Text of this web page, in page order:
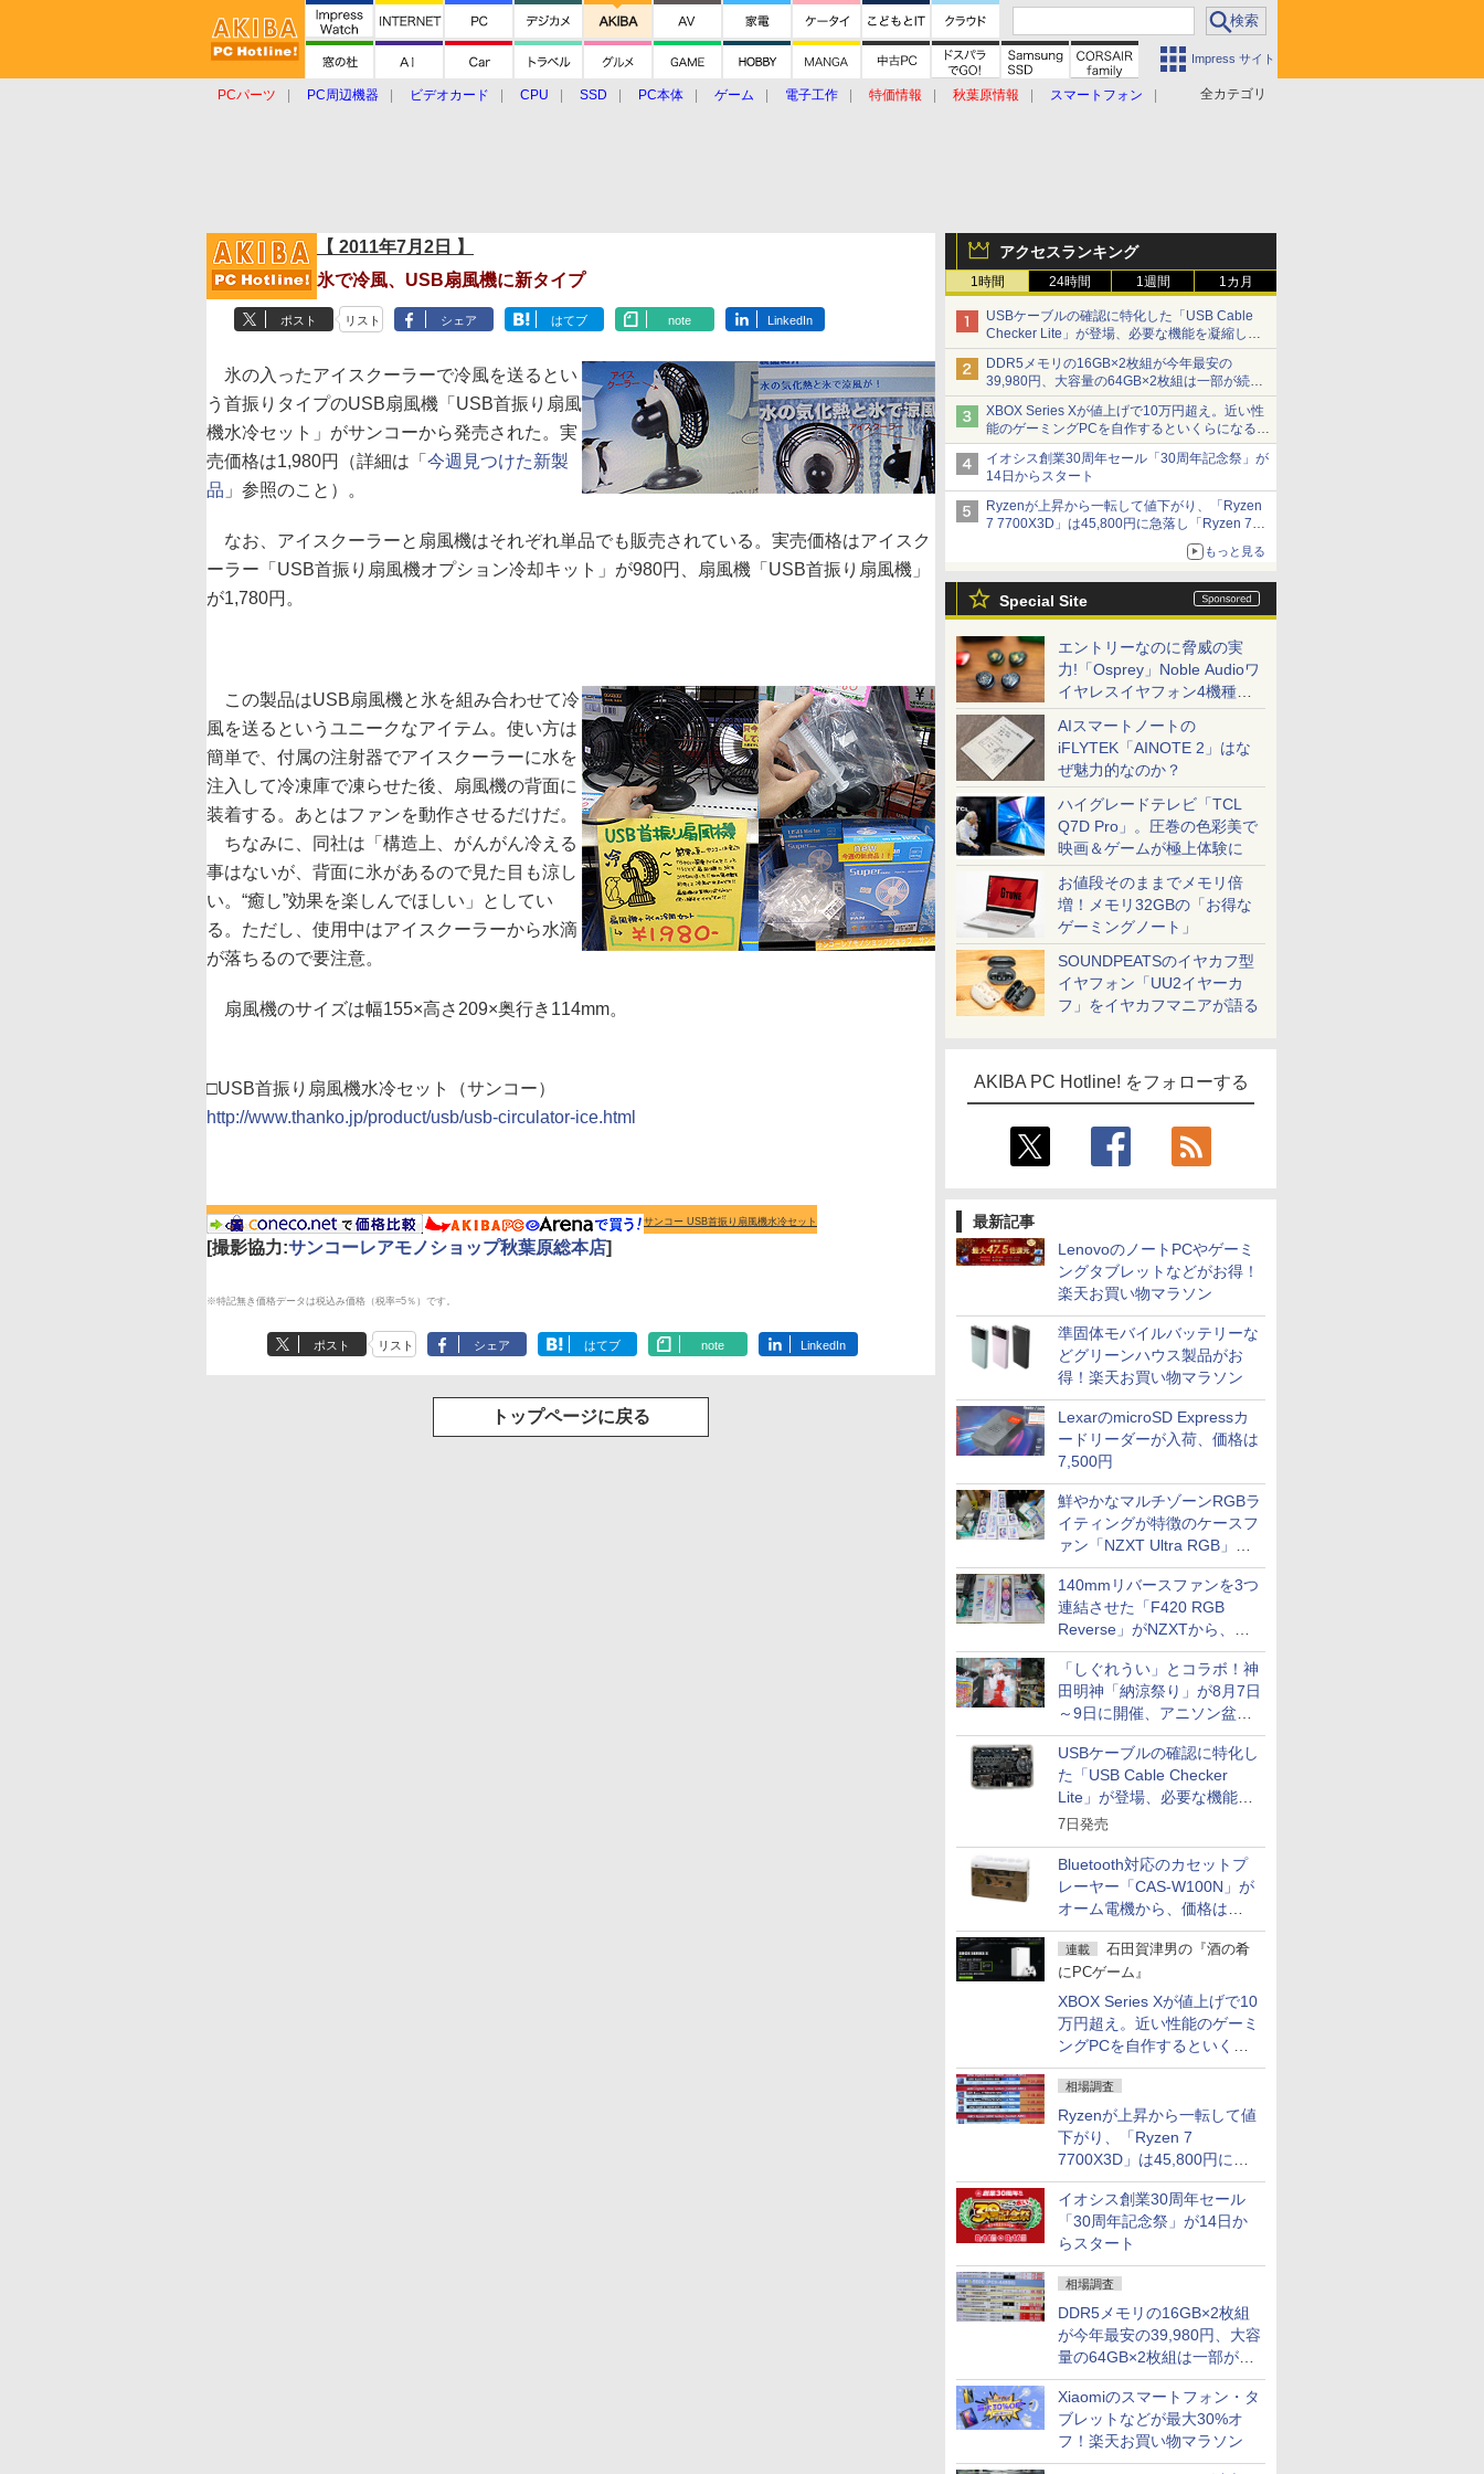
Impress サイト
全カテゴリ
PCパーツ PC周辺機器 ビデオカード CPU SSD PC本体 ゲーム 電子工作 特価情報 秋葉原情報
スマートフォン
アクセスランキング
1時間 24時間 1週間 1カ月
USBケーブルの確認に特化した「USB Cable
Checker Lite」が登場、必要な機能を凝縮しコ
ンパクトに 7日発売
DDR5メモリの16GB×2枚組が今年最安の
39,980円、大容量の64GB×2枚組は一部が続騰
[8月前半のメモリ価格]
XBOX Series Xが値上げで10万円超え。近い性
能のゲーミングPCを自作するといくらになる？
【石田賀津男の『酒の肴にPCゲーム』】
イオシス創業30周年セール「30周年記念祭」が
14日からスタート
Ryzenが上昇から一転して値下がり、「Ryzen
7 7700X3D」は45,800円に急落し「Ryzen 7
7800X3D」との価格逆転解消 [8月前半のCPU
もっと見る
Special Site
エントリーなのに脅威の実
力!「Osprey」Noble Audioワ
イヤレスイヤフォン4機種を
一気に聴く
AIスマートノートの
iFLYTEK「AINOTE 2」はな
ぜ魅力的なのか？
ハイグレードテレビ「TCL
Q7D Pro」。圧巻の色彩美で
映画＆ゲームが極上体験に
お値段そのままでメモリ倍
増！メモリ32GBの「お得な
ゲーミングノート」
SOUNDPEATSのイヤカフ型
イヤフォン「UU2イヤーカ
フ」をイヤカフマニアが語る
AKIBA PC Hotline! をフォローする
最新記事
LenovoのノートPCやゲーミ
ングタブレットなどがお得！
楽天お買い物マラソン
準固体モバイルバッテリーな
どグリーンハウス製品がお
得！楽天お買い物マラソン
LexarのmicroSD Expressカ
ードリーダーが入荷、価格は
7,500円
鮮やかなマルチゾーンRGBラ
イティングが特徴のケースフ
ァン「NZXT Ultra RGB」が
発売、計8製品
140mmリバースファンを3つ
連結させた「F420 RGB
Reverse」がNZXTから、単
一フレーム採用
「しぐれうい」とコラボ！神
田明神「納涼祭り」が8月7日
～9日に開催、アニソン盆踊
りや屋台グルメなどもあり
USBケーブルの確認に特化し
た「USB Cable Checker
Lite」が登場、必要な機能を
凝縮しコンパクトに
7日発売
Bluetooth対応のカセットプ
レーヤー「CAS-W100N」が
オーム電機から、価格は
5,940円
連載
石田賀津男の『酒の肴
にPCゲーム』
XBOX Series Xが値上げで10
万円超え。近い性能のゲーミ
ングPCを自作するといくら
になる？
相場調査
Ryzenが上昇から一転して値
下がり、「Ryzen 7
7700X3D」は45,800円に急
落し「Ryzen 7 7800X3D」
との価格逆転解消 [8月前半の
CPU価格]
イオシス創業30周年セール
「30周年記念祭」が14日か
らスタート
相場調査
DDR5メモリの16GB×2枚組
が今年最安の39,980円、大容
量の64GB×2枚組は一部が続
騰 [8月前半のメモリ価格]
Xiaomiのスマートフォン・タ
ブレットなどが最大30%オ
フ！楽天お買い物マラソン
【 2011年7月2日 】
氷で冷風、USB扇風機に新タイプ
ポスト リスト シェア はてブ note LinkedIn
氷の入ったアイスクーラーで冷風を送るとい
う首振りタイプのUSB扇風機「USB首振り扇風
機水冷セット」がサンコーから発売された。実
売価格は1,980円（詳細は「 今週見つけた新製
品 」参照のこと）。
なお、アイスクーラーと扇風機はそれぞれ単品でも販売されている。実売価格はアイスク
ーラー「USB首振り扇風機オプション冷却キット」が980円、扇風機「USB首振り扇風機」
が1,780円。
この製品はUSB扇風機と氷を組み合わせて冷
風を送るというユニークなアイテム。使い方は
簡単で、付属の注射器でアイスクーラーに水を
注入して冷凍庫で凍らせた後、扇風機の背面に
装着する。あとはファンを動作させるだけだ。
ちなみに、同社は「構造上、がんがん冷える
事はないが、背面に氷があるので見た目も涼し
い。“癒し”効果を楽しんでほしい」としてい
る。ただし、使用中はアイスクーラーから水滴
が落ちるので要注意。
扇風機のサイズは幅155×高さ209×奥行き114mm。
□USB首振り扇風機水冷セット（サンコー）
http://www.thanko.jp/product/usb/usb-circulator-ice.html
サンコー USB首振り扇風機水冷セット
[撮影協力:サンコーレアモノショップ秋葉原総本店]
※特記無き価格データは税込み価格（税率=5％）です。
ポスト リスト シェア はてブ note LinkedIn
トップページに戻る